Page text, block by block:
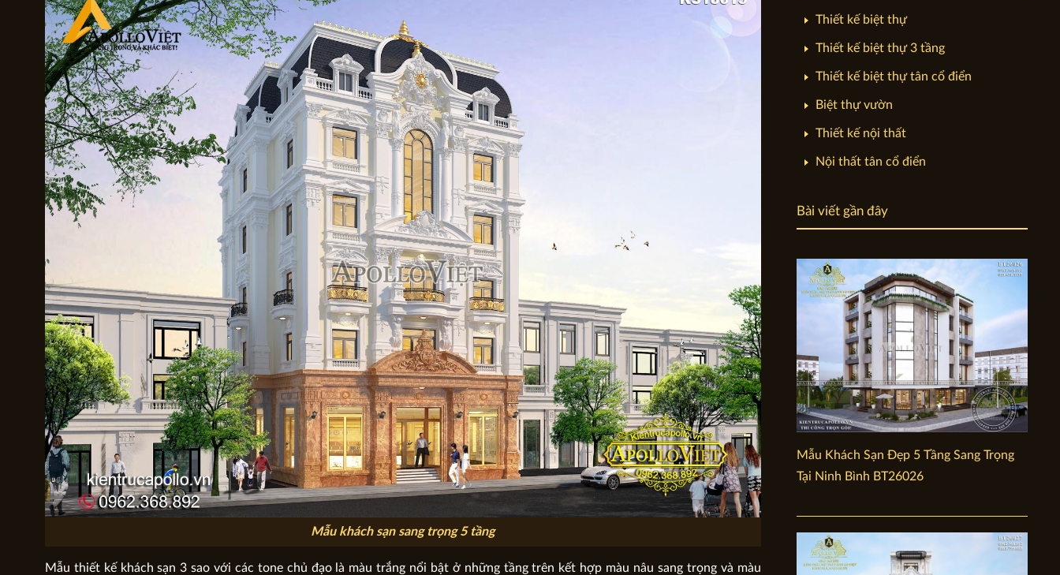
Mẫu khách sạn sang trọng 5 tầng
Mẫu thiết kế khách sạn 3 sao với các tone chủ đạo là màu trắng nổi bật ở những tầng trên kết hợp màu nâu sang trọng và màu
Thiết kế biệt thự
Thiết kế biệt thự 3 tầng
Thiết kế biệt thự tân cổ điển
Biệt thự vườn
Thiết kế nội thất
Nội thất tân cổ điển
Bài viết gần đây
Mẫu Khách Sạn Đẹp 5 Tầng Sang Trọng
Tại Ninh Bình BT26026